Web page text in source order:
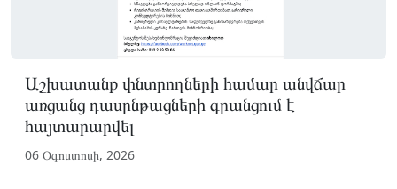
Աշխատանք փնտրողների համար անվճար
առցանց դասընթացների գրանցում է
հայտարարվել
06 Օգոստոսի, 2026